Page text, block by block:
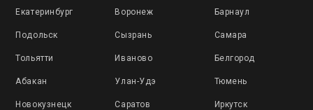
Екатеринбург Воронеж Барнаул
Подольск Сызрань Самара
Тольятти Иваново Белгород
Абакан Улан-Удэ Тюмень
Новокузнецк Саратов Иркутск